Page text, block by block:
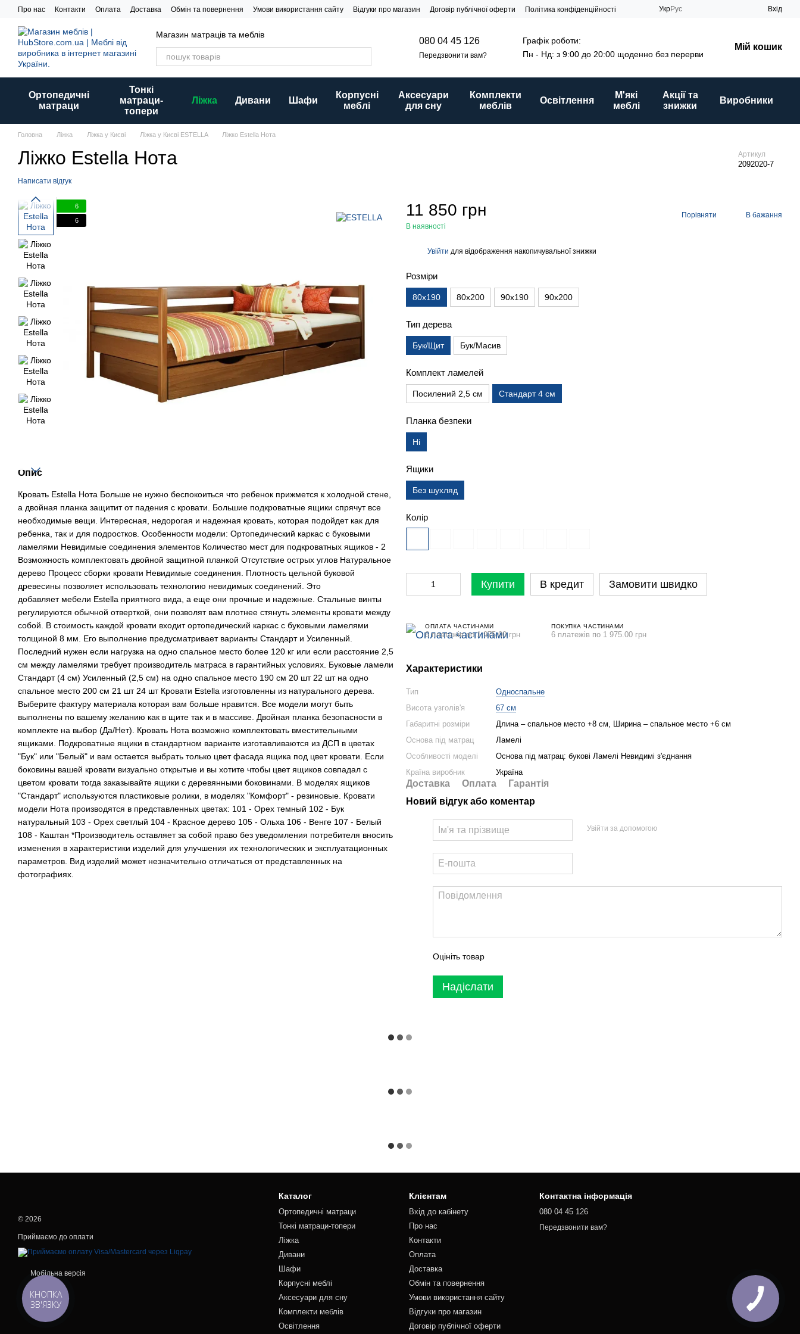
Перейти до основного контенту
Про нас Контакти Оплата Доставка Обмін та повернення Умови використання сайту Відгуки про магазин Договір публічної оферти Політика конфіденційності УкрРус Вхід
Магазин матраців та меблів
080 04 45 126
Передзвонити вам?
Графік роботи:
Пн - Нд: з 9:00 до 20:00 щоденно без перерви
Мій кошик
Ортопедичні
матраци
Тонкі
матраци-
топери
Ліжка Дивани Шафи
Корпусні
меблі
Аксесуари
для сну
Комплекти
меблів
Освітлення
М'які
меблі
Акції та
знижки
Виробники
Головна Ліжка Ліжка у Києві Ліжка у Києві ESTELLA Ліжко Estella Нота
Ліжко Estella Нота Артикул
2092020-7
Написати відгук
6
6
Опис
Кровать Estella Нота Больше не нужно беспокоиться что ребенок прижмется к холодной стене,
а двойная планка защитит от падения с кровати. Большие подкроватные ящики спрячут все
необходимые вещи. Интересная, недорогая и надежная кровать, которая подойдет как для
ребенка, так и для подростков. Особенности модели: Ортопедический каркас с буковыми
ламелями Невидимые соединения элементов Количество мест для подкроватных ящиков - 2
Возможность комплектовать двойной защитной планкой Отсутствие острых углов Натуральное
дерево Процесс сборки кровати Невидимые соединения. Плотность цельной буковой
древесины позволяет использовать технологию невидимых соединений. Это
добавляет мебели Estella приятного вида, а еще они прочные и надежные. Стальные винты
регулируются обычной отверткой, они позволят вам плотнее стянуть элементы кровати между
собой. В стоимость каждой кровати входит ортопедический каркас с буковыми ламелями
толщиной 8 мм. Его выполнение предусматривает варианты Стандарт и Усиленный.
Последний нужен если нагрузка на одно спальное место более 120 кг или если расстояние 2,5
см между ламелями требует производитель матраса в гарантийных условиях. Буковые ламели
Стандарт (4 см) Усиленный (2,5 см) на одно спальное место 190 см 20 шт 22 шт на одно
спальное место 200 см 21 шт 24 шт Кровати Estella изготовленны из натурального дерева.
Выберите фактуру материала которая вам больше нравится. Все модели могут быть
выполнены по вашему желанию как в щите так и в массиве. Двойная планка безопасности в
комплекте на выбор (Да/Нет). Кровать Нота возможно комплектовать вместительными
ящиками. Подкроватные ящики в стандартном варианте изготавливаются из ДСП в цветах
"Бук" или "Белый" и вам остается выбрать только цвет фасада ящика под цвет кровати. Если
боковины вашей кровати визуально открытые и вы хотите чтобы цвет ящиков совпадал с
цветом кровати тогда заказывайте ящики с деревянными боковинами. В моделях ящиков
"Стандарт" используются пластиковые ролики, в моделях "Комфорт" - резиновые. Кровати
модели Нота производятся в представленных цветах: 101 - Орех темный 102 - Бук
натуральный 103 - Орех светлый 104 - Красное дерево 105 - Ольха 106 - Венге 107 - Белый
108 - Каштан *Производитель оставляет за собой право без уведомления потребителя вносить
изменения в характеристики изделий для улучшения их технологических и эксплуатационных
параметров. Вид изделий может незначительно отличаться от представленных на
фотографиях.
11 850 грн
В наявності
Порівняти В бажання
Увійти для відображення накопичувальної знижки
Розміри
80х190 80х200 90х190 90х200
Тип дерева
Бук/Щит Бук/Масив
Комплект ламелей
Посилений 2,5 см Стандарт 4 см
Планка безпеки
Ні
Ящики
Без шухляд
Колір
Купити В кредит Замовити швидко
ОПЛАТА ЧАСТИНАМИ
6 платежів по 1 975.00 грн
ПОКУПКА ЧАСТИНАМИ
6 платежів по 1 975.00 грн
Характеристики
Тип
Односпальне
Висота узголів'я
67 см
Габаритні розміри
Длина – спальное место +8 см, Ширина – спальное место +6 см
Основа під матрац
Ламелі
Особливості моделі
Основа під матрац: букові Ламелі Невидимі з'єднання
Країна виробник
Україна
Доставка Оплата
Гарантія
Новий відгук або коментар
Увійти за допомогою
Оцініть товар
Надіслати
© 2026
Приймаємо до оплати
Мобільна версія
Каталог
Ортопедичні матраци
Тонкі матраци-топери
Ліжка
Дивани
Шафи
Корпусні меблі
Аксесуари для сну
Комплекти меблів
Освітлення
Клієнтам
Вхід до кабінету
Про нас
Контакти
Оплата
Доставка
Обмін та повернення
Умови використання сайту
Відгуки про магазин
Договір публічної оферти
Контактна інформація
080 04 45 126
Передзвонити вам?
КНОПКА
ЗВ'ЯЗКУ